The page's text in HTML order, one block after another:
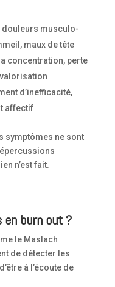
douleurs musculo-
maux de tête
concentration, perte
d’inefficacité,
affectif
symptômes ne sont
n’est fait.
burn out ?
le Maslach
de détecter les
à l’écoute de